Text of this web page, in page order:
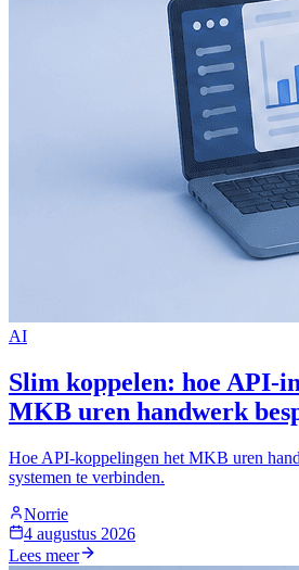
AI
Slim koppelen: hoe API-
MKB uren handwerk
Hoe API-koppelingen het MKB uren
systemen te verbinden.
Norrie
4 augustus 2026
Lees meer